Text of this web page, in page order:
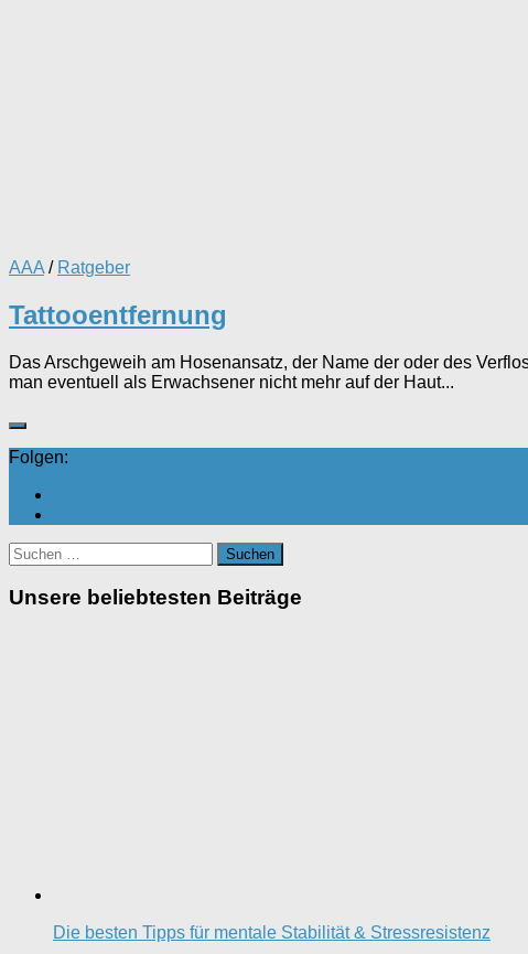
AAA / Ratgeber
Tattooentfernung
Das Arschgeweih am Hosenansatz, der Name der oder des
man eventuell als Erwachsener nicht mehr auf der Haut...
Folgen:
Suchen
nach:
Unsere beliebtesten Beiträge
Die besten Tipps für mentale Stabilität & Stressresistenz